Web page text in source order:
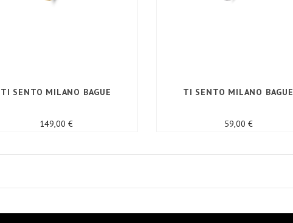
TI SENTO MILANO BAGUE
149,00 €Prix
TI SENTO MILANO BAGUE
59,00 €Prix